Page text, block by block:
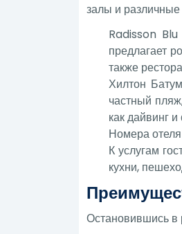
залы и различные
Radisson
предлагает
также
Хилтон
частный
как дайвинг
Номера
К услугам
кухни,
Остановившись в